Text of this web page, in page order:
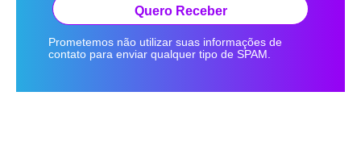
Quero Receber
Prometemos não utilizar suas informações de
contato para enviar qualquer tipo de SPAM.